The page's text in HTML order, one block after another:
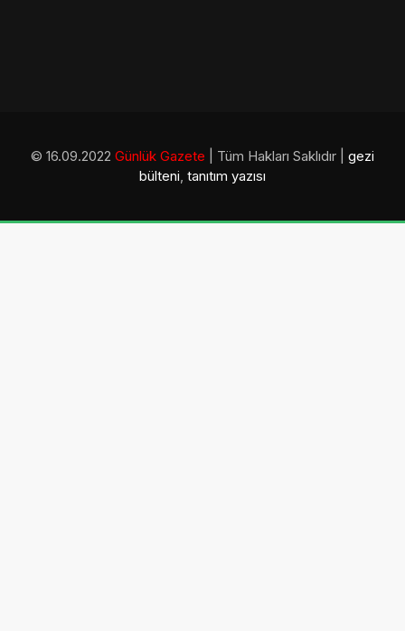
© 16.09.2022 Günlük Gazete | Tüm Hakları Saklıdır | gezi
bülteni, tanıtım yazısı